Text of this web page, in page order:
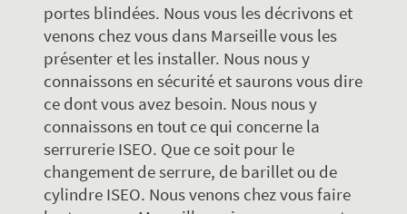
portes blindées. Nous vous les décrivons et
venons chez vous dans Marseille vous les
présenter et les installer. Nous nous y
connaissons en sécurité et saurons vous dire
ce dont vous avez besoin. Nous nous y
connaissons en tout ce qui concerne la
serrurerie ISEO. Que ce soit pour le
changement de serrure, de barillet ou de
cylindre ISEO. Nous venons chez vous faire